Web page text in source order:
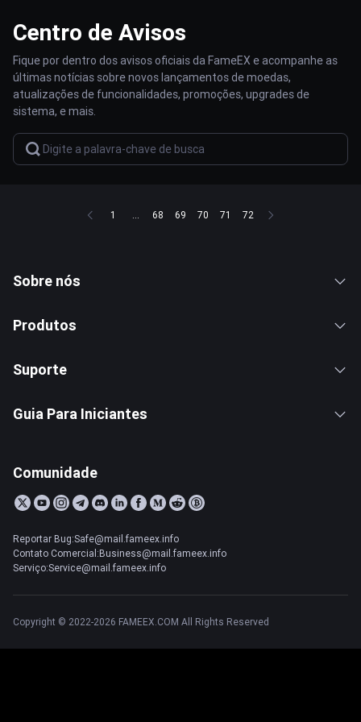
Centro de Avisos
Fique por dentro dos avisos oficiais da FameEX e acompanhe as
últimas notícias sobre novos lançamentos de moedas,
atualizações de funcionalidades, promoções, upgrades de
sistema, e mais.
1 ... 68 69 70 71 72
Sobre nós
Produtos
Suporte
Guia Para Iniciantes
Comunidade
Reportar Bug:Safe@mail.fameex.info
Contato Comercial:Business@mail.fameex.info
Serviço:Service@mail.fameex.info
Copyright © 2022-2026 FAMEEX.COM All Rights Reserved